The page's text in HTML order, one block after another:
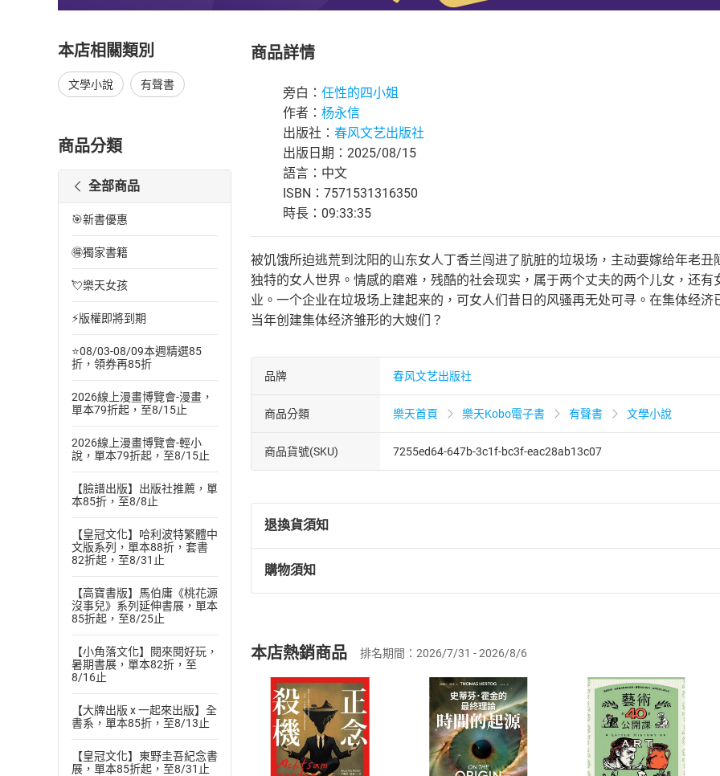
本店相關類別
文學小說 有聲書
商品分類
全部商品
🎯新書優惠
🉐獨家書籍
💘樂天女孩
⚡版權即將到期
⭐08/03-08/09本週精選85
折，領券再85折
2026線上漫畫博覽會-漫畫，
單本79折起，至8/15止
2026線上漫畫博覽會-輕小
說，單本79折起，至8/15止
【臉譜出版】出版社推薦，單
本85折，至8/8止
【皇冠文化】哈利波特繁體中
文版系列，單本88折，套書
82折起，至8/31止
【高寶書版】馬伯庸《桃花源
沒事兒》系列延伸書展，單本
85折起，至8/25止
【小角落文化】閱來閱好玩，
暑期書展，單本82折，至
8/16止
【大牌出版 x 一起來出版】全
書系，單本85折，至8/13止
【皇冠文化】東野圭吾紀念書
展，單本85折起，至8/31止
商品詳情
旁白： 任性的四小姐
作者： 杨永信
出版社： 春风文艺出版社
出版日期：2025/08/15
語言：中文
ISBN：7571531316350
時長：09:33:35
被饥饿所迫逃荒到沈阳的山东女人丁香兰闯进了肮脏的垃圾场，主动要嫁给年老
独特的女人世界。情感的磨难，残酷的社会现实，属于两个丈夫的两个儿女，还
业。一个企业在垃圾场上建起来的，可女人们昔日的风骚再无处可寻。在集体经
当年创建集体经济雏形的大嫂们？
品牌 春风文艺出版社
商品分類 樂天首頁 樂天Kobo電子書 有聲書 文學小說
商品貨號(SKU) 7255ed64-647b-3c1f-bc3f-eac28ab13c07
退換貨須知
退換貨規定：
(一)依消費者保護法第19條第1項後段暨通訊交易解除權合理例外情事適用
(二)消費者訂購本店鋪之商品即代表知悉本店鋪所銷售之商品為電子書，
且已下載/存取電子書，不得請求退貨退款。
退貨方式：您欲取消訂單或辦理退貨時，請登入樂天市場，並於「我的訂單
貨」，本店鋪將依您的申請進行審核，待審核通過後將為您辦理退款事宜。
請注意，樂天市場須以整筆訂單為單位進行取消/退貨，恕無法以單支商品取
購物須知
挑選商品
Choose
放入購物車
Shopping cart
登入帳號
Login
購書後，如何開始使用？
本店熱銷商品 排名期間：2026/7/31 - 2026/8/6